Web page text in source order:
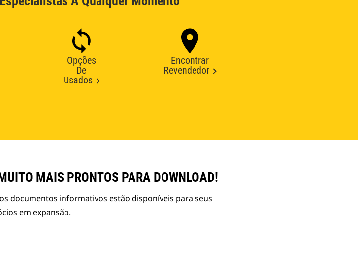
Opções
De
Usados
Encontrar
Revendedor
MAIS PRONTOS PARA DOWNLOAD!
documentos informativos estão disponíveis para seus
em expansão.